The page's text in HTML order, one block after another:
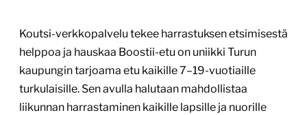
Koutsi-verkkopalvelu tekee harrastuksen etsimisestä
helppoa ja hauskaa Boostii-etu on uniikki Turun
kaupungin tarjoama etu kaikille 7–19-vuotiaille
turkulaisille. Sen avulla halutaan mahdollistaa
liikunnan harrastaminen kaikille lapsille ja nuorille